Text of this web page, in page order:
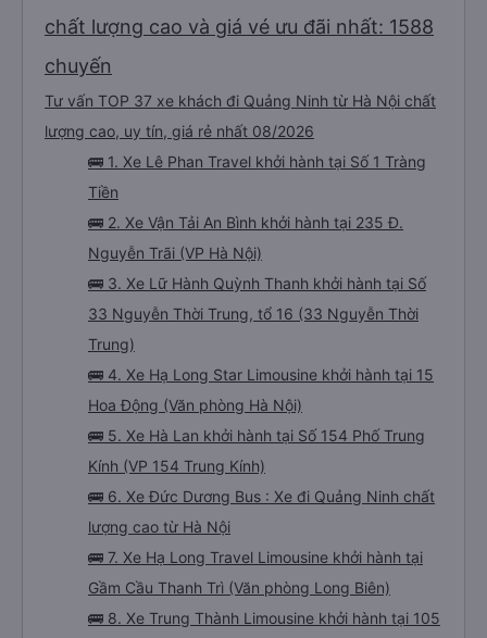
chất lượng cao và giá vé ưu đãi nhất: 1588
chuyến
Tư vấn TOP 37 xe khách đi Quảng Ninh từ Hà Nội chất
lượng cao, uy tín, giá rẻ nhất 08/2026
🚌 1. Xe Lê Phan Travel khởi hành tại Số 1 Tràng
Tiền
🚌 2. Xe Vận Tải An Bình khởi hành tại 235 Đ.
Nguyễn Trãi (VP Hà Nội)
🚌 3. Xe Lữ Hành Quỳnh Thanh khởi hành tại Số
33 Nguyễn Thời Trung, tổ 16 (33 Nguyễn Thời
Trung)
🚌 4. Xe Hạ Long Star Limousine khởi hành tại 15
Hoa Động (Văn phòng Hà Nội)
🚌 5. Xe Hà Lan khởi hành tại Số 154 Phố Trung
Kính (VP 154 Trung Kính)
🚌 6. Xe Đức Dương Bus : Xe đi Quảng Ninh chất
lượng cao từ Hà Nội
🚌 7. Xe Hạ Long Travel Limousine khởi hành tại
Gầm Cầu Thanh Trì (Văn phòng Long Biên)
🚌 8. Xe Trung Thành Limousine khởi hành tại 105